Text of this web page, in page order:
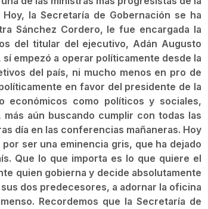
la Secretaría de Gobernación se ha
Sánchez Cordero, le fue encargada la
del titular del ejecutivo, Adán Augusto
empezó a operar políticamente desde la
del país, ni mucho menos en pro de
en favor del presidente de la
económicos como políticos y sociales,
aún buscando cumplir con todas las
día en las conferencias mañaneras. Hoy
ser una eminencia gris, que ha dejado
Que lo que importa es lo que quiere el
quien gobierna y decide absolutamente
dos predecesores, a adornar la oficina
Recordemos que la Secretaría de